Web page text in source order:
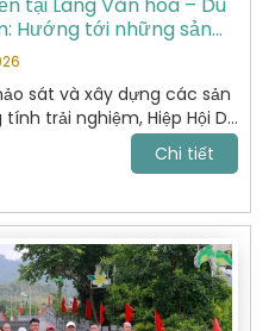
Hướng tới những sản
sát và xây dựng các sản
trải nghiệm, Hiệp Hội Du
chương trình khảo sát thực
các Dân tộc Việt Nam do
Chi tiết